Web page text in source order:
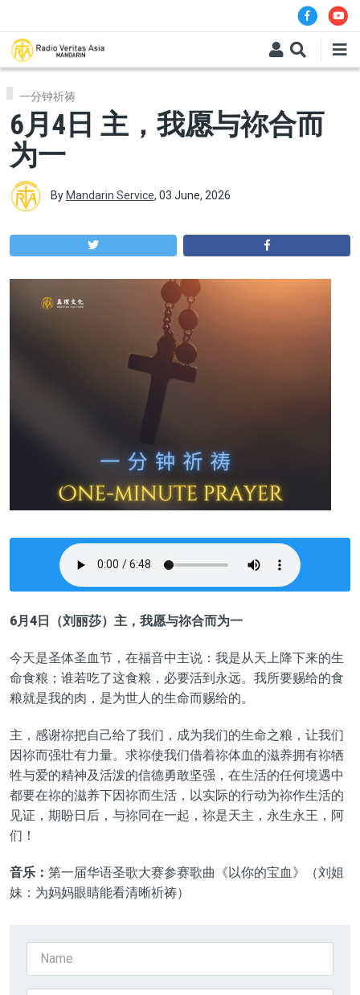
一分钟祈祷
6月4日 主，我愿与祢合而
为一
By Mandarin Service, 03 June, 2026
6月4日（刘丽莎）主，我愿与祢合而为一
今天是圣体圣血节，在福音中主说： 我是从天上降下来的生
命食粮 ；谁若吃了这食粮，必要活到永远。我所要赐给的食
粮就是我的肉，是为世人的生命而赐给的。
主，感谢祢把自己给了我们 ， 成为我们的生命之粮，让我们
因祢而强壮有力量。求祢使我们借着祢体血的滋养拥有祢牺
牲与爱的精神及活泼的信德勇敢坚强，在生活的任何境遇中
都要在祢的滋养下因祢而生活，以实际的行动为祢作生活的
见证，期盼日后，与祢同在一起，祢是天主，永生永王，阿
们 ！
音乐： 第一届华语圣歌大赛参赛歌曲《以你的宝血 》（刘姐
妹：为妈妈眼睛能看清晰祈祷）